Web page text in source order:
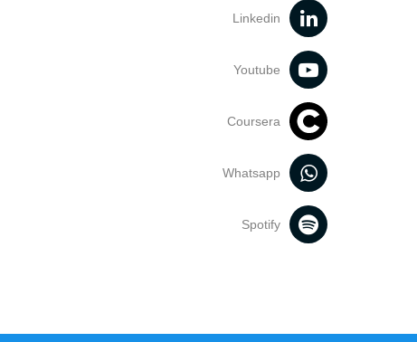
Linkedin
Youtube
Coursera
Whatsapp
Spotify